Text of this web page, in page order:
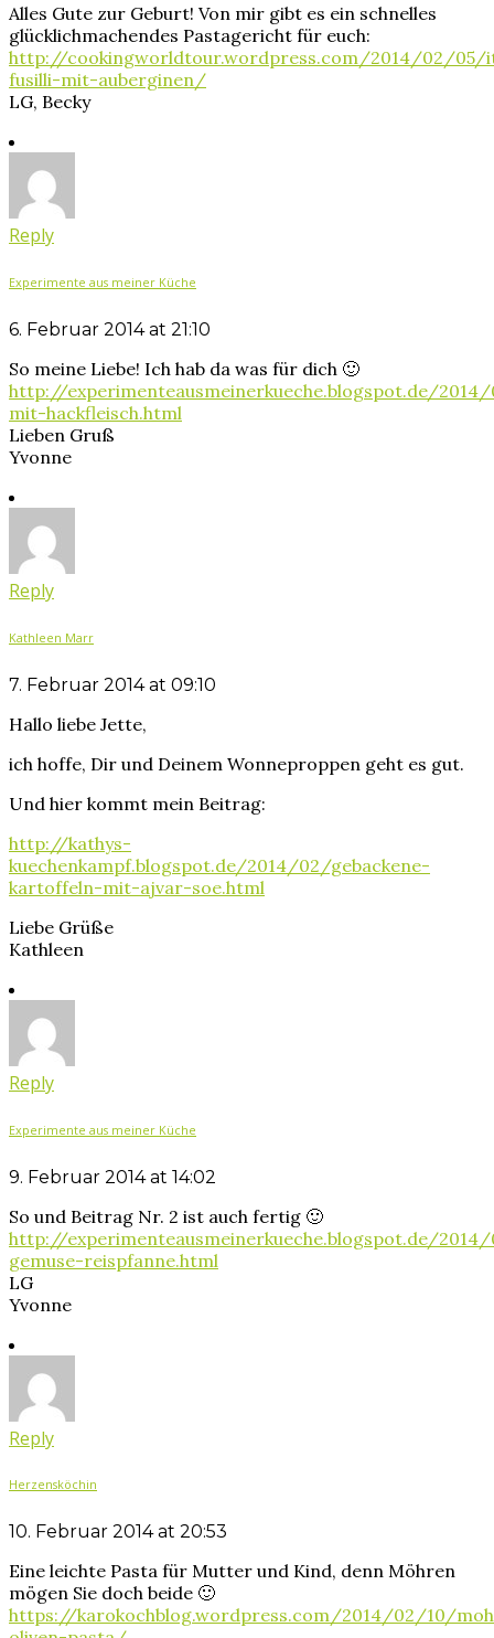
Alles Gute zur Geburt! Von mir gibt es ein schnelles
glücklichmachendes Pastagericht für euch:
http://cookingworldtour.wordpress.com/2014/02/05/
fusilli-mit-auberginen/
LG, Becky
Reply
Experimente aus meiner Küche
6. Februar 2014 at 21:10
So meine Liebe! Ich hab da was für dich 🙂
http://experimenteausmeinerkueche.blogspot.de/
mit-hackfleisch.html
Lieben Gruß
Yvonne
Reply
Kathleen Marr
7. Februar 2014 at 09:10
Hallo liebe Jette,
ich hoffe, Dir und Deinem Wonneproppen geht es gut.
Und hier kommt mein Beitrag:
http://kathys-
kuechenkampf.blogspot.de/2014/02/gebackene-
kartoffeln-mit-ajvar-soe.html
Liebe Grüße
Kathleen
Reply
Experimente aus meiner Küche
9. Februar 2014 at 14:02
So und Beitrag Nr. 2 ist auch fertig 🙂
http://experimenteausmeinerkueche.blogspot.de/
gemuse-reispfanne.html
LG
Yvonne
Reply
Herzensköchin
10. Februar 2014 at 20:53
Eine leichte Pasta für Mutter und Kind, denn Möhren
mögen Sie doch beide 🙂
https://karokochblog.wordpress.com/2014/02/10/